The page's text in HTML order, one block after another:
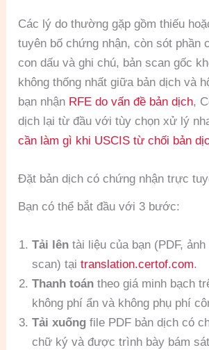
Các lý do thường gặp gồm thiếu
tuyên bố chứng nhận, còn sót phần
con dấu và ghi chú, bản scan gốc
không thống nhất giữa bản dịch và
bạn nhận RFE do vấn đề bản dịch,
dịch lại từ đầu với tùy chọn xử lý
cần làm gì khi USCIS từ chối bản
Đặt bản dịch có chứng nhận trực
Bạn có thể bắt đầu với 3 bước:
Tải lên tài liệu của bạn (PDF,
scan) tạitranslation.certof.com.
Thanh toán theo giá minh bạch
không phí ẩn và không phụ phí
Tải xuống file PDF bản dịch có
chữ ký và được trình bày bám